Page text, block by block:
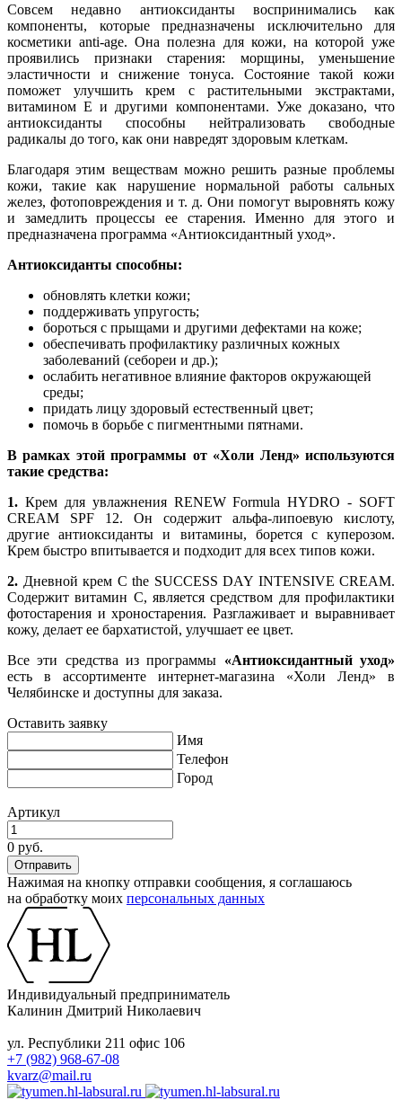
Совсем недавно антиоксиданты воспринимались как
компоненты, которые предназначены исключительно для
косметики anti-age. Она полезна для кожи, на которой уже
проявились признаки старения: морщины, уменьшение
эластичности и снижение тонуса. Состояние такой кожи
поможет улучшить крем с растительными экстрактами,
витамином Е и другими компонентами. Уже доказано, что
антиоксиданты способны нейтрализовать свободные
радикалы до того, как они навредят здоровым клеткам.
Благодаря этим веществам можно решить разные проблемы
кожи, такие как нарушение нормальной работы сальных
желез, фотоповреждения и т. д. Они помогут выровнять кожу
и замедлить процессы ее старения. Именно для этого и
предназначена программа «Антиоксидантный уход».
Антиоксиданты способны:
обновлять клетки кожи;
поддерживать упругость;
бороться с прыщами и другими дефектами на коже;
обеспечивать профилактику различных кожных
заболеваний (себореи и др.);
ослабить негативное влияние факторов окружающей
среды;
придать лицу здоровый естественный цвет;
помочь в борьбе с пигментными пятнами.
В рамках этой программы от «Холи Ленд» используются
такие средства:
1. Крем для увлажнения RENEW Formula HYDRO - SOFT
CREAM SPF 12. Он содержит альфа-липоевую кислоту,
другие антиоксиданты и витамины, борется с куперозом.
Крем быстро впитывается и подходит для всех типов кожи.
2. Дневной крем C the SUCCESS DAY INTENSIVE CREAM.
Содержит витамин С, является средством для профилактики
фотостарения и хроностарения. Разглаживает и выравнивает
кожу, делает ее бархатистой, улучшает ее цвет.
Все эти средства из программы «Антиоксидантный уход»
есть в ассортименте интернет-магазина «Холи Ленд» в
Челябинске и доступны для заказа.
Оставить заявку
Имя
Телефон
Город
Артикул
0 руб.
Нажимая на кнопку отправки сообщения, я соглашаюсь
на обработку моих персональных данных
Индивидуальный предприниматель
Калинин Дмитрий Николаевич
ул. Республики 211 офис 106
+7 (982) 968-67-08
kvarz@mail.ru